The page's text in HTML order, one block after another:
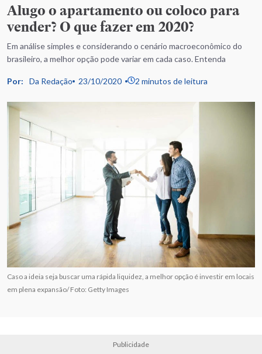
Alugo o apartamento ou coloco para
vender? O que fazer em 2020?
Em análise simples e considerando o cenário macroeconômico do
brasileiro, a melhor opção pode variar em cada caso. Entenda
Por: Da Redação 23/10/2020 2 minutos de leitura
Caso a ideia seja buscar uma rápida liquidez, a melhor opção é investir em locais
em plena expansão/ Foto: Getty Images
Publicidade